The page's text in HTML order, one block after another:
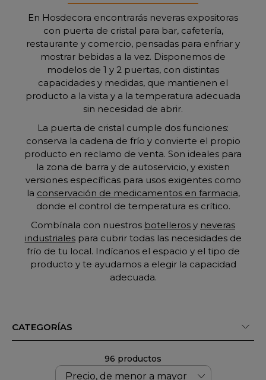
En Hosdecora encontrarás neveras expositoras
con puerta de cristal para bar, cafetería,
restaurante y comercio, pensadas para enfriar y
mostrar bebidas a la vez. Disponemos de
modelos de 1 y 2 puertas, con distintas
capacidades y medidas, que mantienen el
producto a la vista y a la temperatura adecuada
sin necesidad de abrir.
La puerta de cristal cumple dos funciones:
conserva la cadena de frío y convierte el propio
producto en reclamo de venta. Son ideales para
la zona de barra y de autoservicio, y existen
versiones específicas para usos exigentes como
la conservación de medicamentos en farmacia,
donde el control de temperatura es crítico.
Combínala con nuestros botelleros y neveras
industrialespara cubrir todas las necesidades de
frío de tu local. Indícanos el espacio y el tipo de
producto y te ayudamos a elegir la capacidad
adecuada.
CATEGORÍAS
96 productos